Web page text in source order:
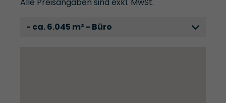
Alle Preisangaben sind exkl. MwSt.
- ca. 6.045 m² - Büro